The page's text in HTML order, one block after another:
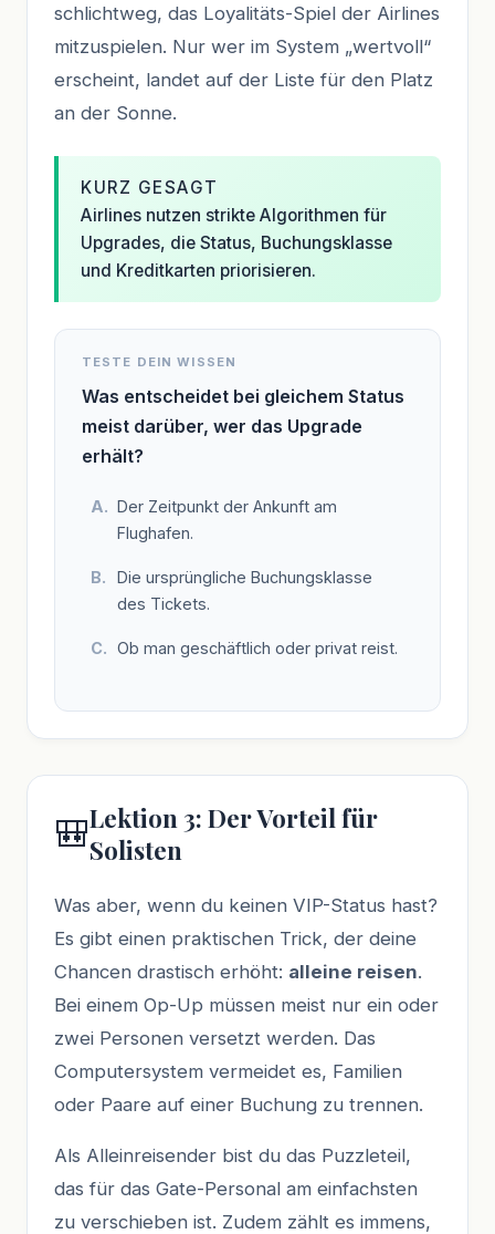
schlichtweg, das Loyalitäts-Spiel der Airlines
mitzuspielen. Nur wer im System „wertvoll“
erscheint, landet auf der Liste für den Platz
an der Sonne.
KURZ GESAGT
Airlines nutzen strikte Algorithmen für
Upgrades, die Status, Buchungsklasse
und Kreditkarten priorisieren.
TESTE DEIN WISSEN
Was entscheidet bei gleichem Status
meist darüber, wer das Upgrade
erhält?
Der Zeitpunkt der Ankunft am
Flughafen.
Die ursprüngliche Buchungsklasse
des Tickets.
Ob man geschäftlich oder privat reist.
🎒Lektion 3: Der Vorteil für
Solisten
Was aber, wenn du keinen VIP-Status hast?
Es gibt einen praktischen Trick, der deine
Chancen drastisch erhöht: alleine reisen.
Bei einem Op-Up müssen meist nur ein oder
zwei Personen versetzt werden. Das
Computersystem vermeidet es, Familien
oder Paare auf einer Buchung zu trennen.
Als Alleinreisender bist du das Puzzleteil,
das für das Gate-Personal am einfachsten
zu verschieben ist. Zudem zählt es immens,